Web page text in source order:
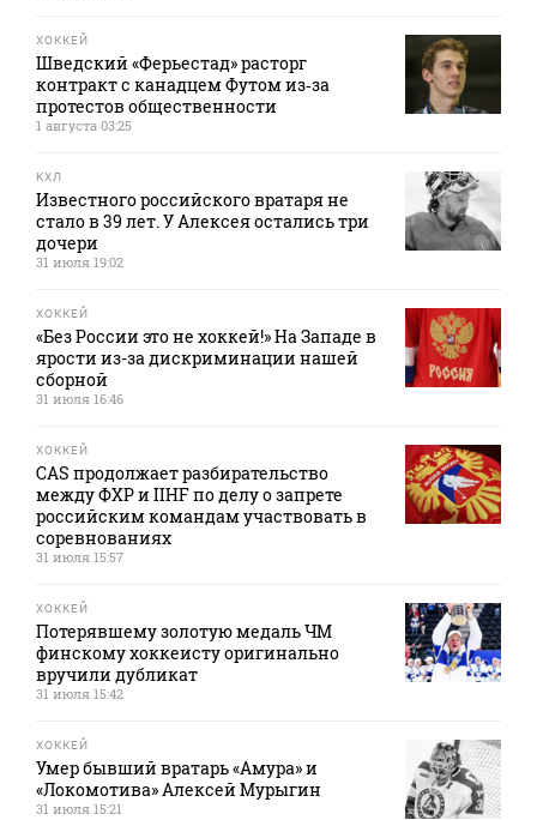
ХОККЕЙ
Шведский «Ферьестад» расторг
контракт с канадцем Футом из‑за
протестов общественности
1 августа 03:25
КХЛ
Известного российского вратаря не
стало в 39 лет. У Алексея остались три
дочери
31 июля 19:02
ХОККЕЙ
«Без России это не хоккей!» На Западе в
ярости из-за дискриминации нашей
сборной
31 июля 16:46
ХОККЕЙ
CAS продолжает разбирательство
между ФХР и IIHF по делу о запрете
российским командам участвовать в
соревнованиях
31 июля 15:57
ХОККЕЙ
Потерявшему золотую медаль ЧМ
финскому хоккеисту оригинально
вручили дубликат
31 июля 15:42
ХОККЕЙ
Умер бывший вратарь «Амура» и
«Локомотива» Алексей Мурыгин
31 июля 15:21